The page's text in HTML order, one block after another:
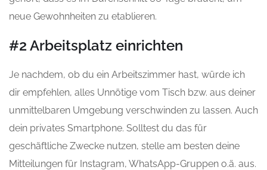
neue Gewohnheiten zu etablieren.
#2 Arbeitsplatz einrichten
Je nachdem, ob du ein Arbeitszimmer hast, würde ich
dir empfehlen, alles Unnötige vom Tisch bzw. aus deiner
unmittelbaren Umgebung verschwinden zu lassen. Auch
dein privates Smartphone. Solltest du das für
geschäftliche Zwecke nutzen, stelle am besten deine
Mitteilungen für Instagram, WhatsApp-Gruppen o.ä. aus.